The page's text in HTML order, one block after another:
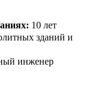
10 лет
зданий и
инженер